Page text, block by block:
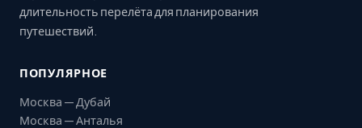
длительность перелёта для планирования
путешествий.
ПОПУЛЯРНОЕ
Москва — Дубай
Москва — Анталья